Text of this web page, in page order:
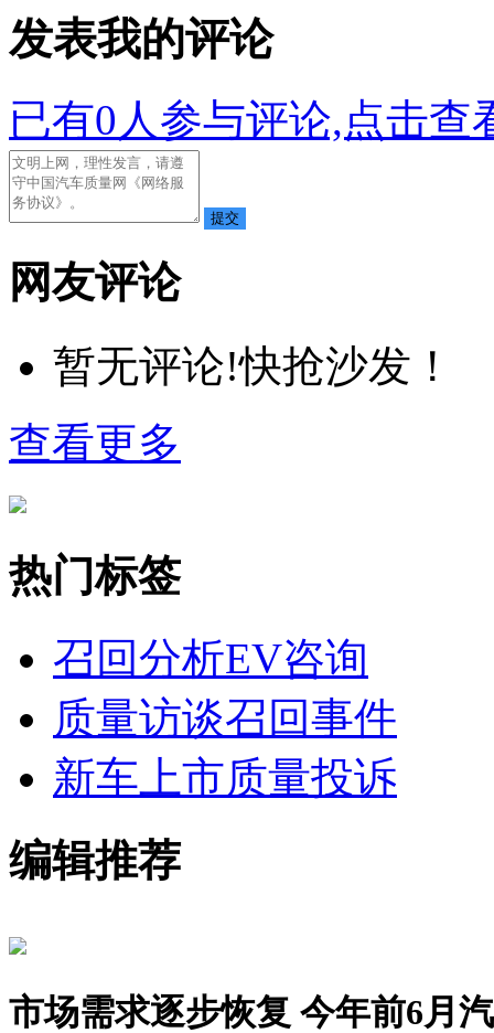
发表我的评论
已有0 人参与评论,点击查
网友评论
暂无评论!快抢沙发！
查看更多
热门标签
召回分析EV咨询
质量访谈召回事件
新车上市质量投诉
编辑推荐
市场需求逐步恢复 今年前6月